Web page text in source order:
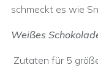
schmeckt es wie
Weißes
Zutaten für 5